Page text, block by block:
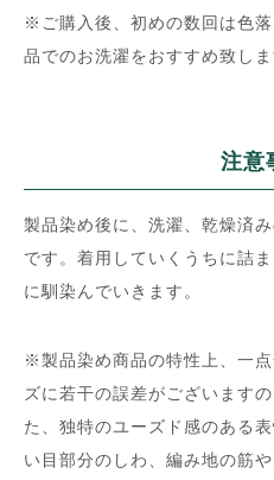
※ご購入後、初めの数回は色
品でのお洗濯をおすすめ致しま
注意
製品染め後に、洗濯、乾燥済
です。着用していくうちに詰
に馴染んでいきます。
※製品染め商品の特性上、一
ズに若干の誤差がございます
た、独特のユーズド感のある
い目部分のしわ、編み地の筋